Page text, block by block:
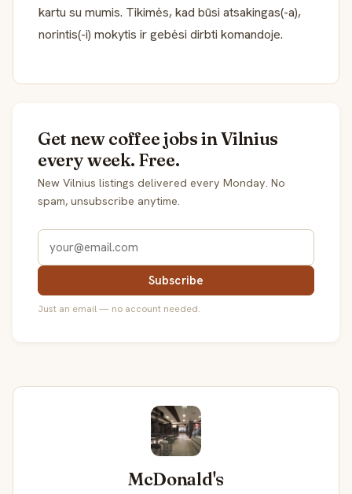
kartu su mumis. Tikimės, kad būsi atsakingas(-a),
norintis(-i) mokytis ir gebėsi dirbti komandoje.
Get new coffee jobs in Vilnius
every week. Free.
New Vilnius listings delivered every Monday. No
spam, unsubscribe anytime.
Subscribe
Just an email — no account needed.
McDonald's